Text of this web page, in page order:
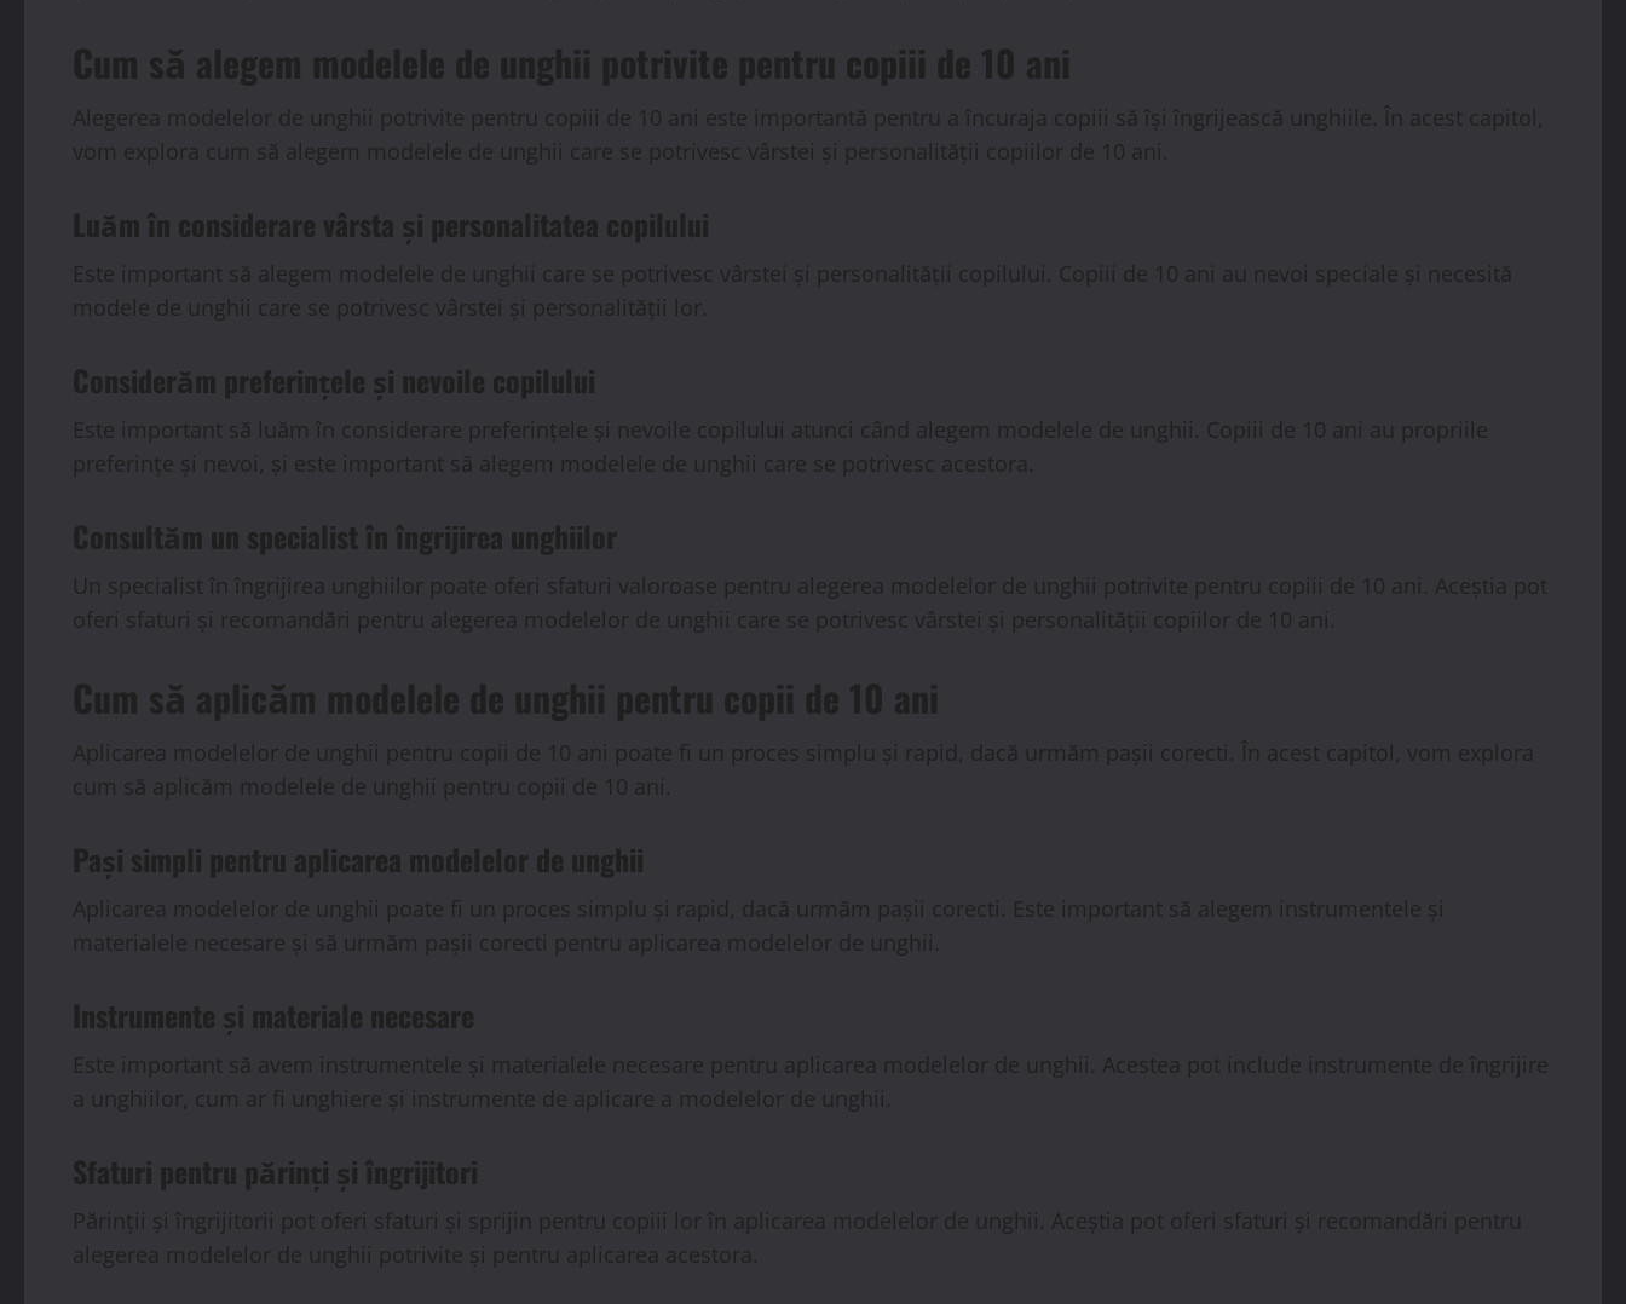
Cum să alegem modelele de unghii potrivite pentru copiii de 10 ani
Alegerea modelelor de unghii potrivite pentru copiii de 10 ani este importantă pentru a încuraja copiii să își îngrijească unghiile. În acest capitol,
vom explora cum să alegem modelele de unghii care se potrivesc vârstei și personalității copiilor de 10 ani.
Luăm în considerare vârsta și personalitatea copilului
Este important să alegem modelele de unghii care se potrivesc vârstei și personalității copilului. Copiii de 10 ani au nevoi speciale și necesită
modele de unghii care se potrivesc vârstei și personalității lor.
Considerăm preferințele și nevoile copilului
Este important să luăm în considerare preferințele și nevoile copilului atunci când alegem modelele de unghii. Copiii de 10 ani au propriile
preferințe și nevoi, și este important să alegem modelele de unghii care se potrivesc acestora.
Consultăm un specialist în îngrijirea unghiilor
Un specialist în îngrijirea unghiilor poate oferi sfaturi valoroase pentru alegerea modelelor de unghii potrivite pentru copiii de 10 ani. Aceștia pot
oferi sfaturi și recomandări pentru alegerea modelelor de unghii care se potrivesc vârstei și personalității copiilor de 10 ani.
Cum să aplicăm modelele de unghii pentru copii de 10 ani
Aplicarea modelelor de unghii pentru copii de 10 ani poate fi un proces simplu și rapid, dacă urmăm pașii corecti. În acest capitol, vom explora
cum să aplicăm modelele de unghii pentru copii de 10 ani.
Pași simpli pentru aplicarea modelelor de unghii
Aplicarea modelelor de unghii poate fi un proces simplu și rapid, dacă urmăm pașii corecti. Este important să alegem instrumentele și
materialele necesare și să urmăm pașii corecti pentru aplicarea modelelor de unghii.
Instrumente și materiale necesare
Este important să avem instrumentele și materialele necesare pentru aplicarea modelelor de unghii. Acestea pot include instrumente de îngrijire
a unghiilor, cum ar fi unghiere și instrumente de aplicare a modelelor de unghii.
Sfaturi pentru părinți și îngrijitori
Părinții și îngrijitorii pot oferi sfaturi și sprijin pentru copiii lor în aplicarea modelelor de unghii. Aceștia pot oferi sfaturi și recomandări pentru
alegerea modelelor de unghii potrivite și pentru aplicarea acestora.